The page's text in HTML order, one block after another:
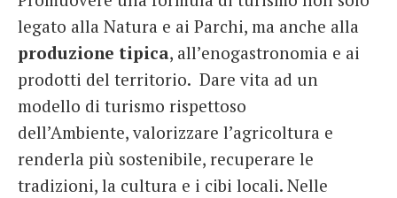
legato alla Natura e ai Parchi, ma anche alla
produzione tipica, all’enogastronomia e ai
prodotti del territorio. Dare vita ad un
modello di turismo rispettoso
dell’Ambiente, valorizzare l’agricoltura e
renderla più sostenibile, recuperare le
tradizioni, la cultura e i cibi locali. Nelle